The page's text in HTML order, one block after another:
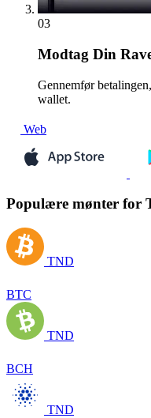
03
Modtag Din
Gennemfør
wallet.
Web
Populære mønter for
TND
BTC
TND
BCH
TND